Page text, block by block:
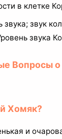
в клетке
звука; звук
звука
Вопросы
Хомяк?
и